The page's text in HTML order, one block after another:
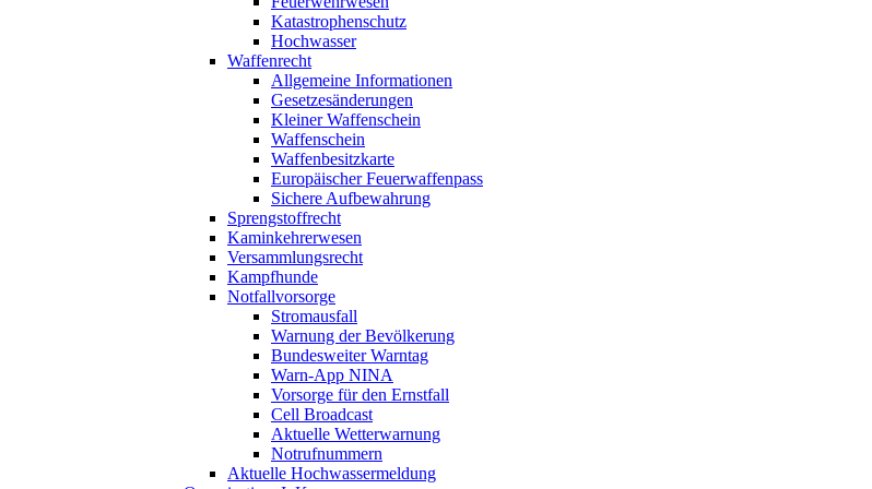
Katastrophenschutz
Hochwasser
Waffenrecht
Allgemeine Informationen
Gesetzesänderungen
Kleiner Waffenschein
Waffenschein
Waffenbesitzkarte
Europäischer Feuerwaffenpass
Sichere Aufbewahrung
Sprengstoffrecht
Kaminkehrerwesen
Versammlungsrecht
Kampfhunde
Notfallvorsorge
Stromausfall
Warnung der Bevölkerung
Bundesweiter Warntag
Warn-App NINA
Vorsorge für den Ernstfall
Cell Broadcast
Aktuelle Wetterwarnung
Notrufnummern
Aktuelle Hochwassermeldung